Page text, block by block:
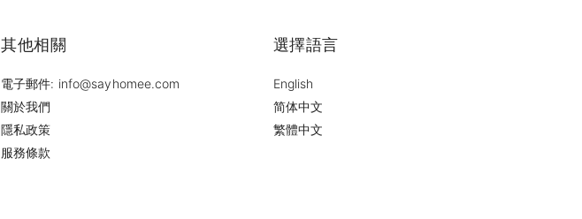
其他相關
電子郵件: info@sayhomee.com
關於我們
隱私政策
服務條款
選擇語言
English
简体中文
繁體中文